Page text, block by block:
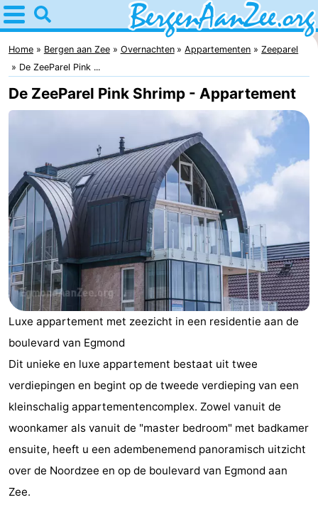
Home
Bergen
aan
Zee
Tips
Voor
Schoorlse
duinen
Overnachten
Appartementen
-
De
Graaf
van
Egmont
-
Landgoed
Huize
Glory
Bed
(&
breakfasts)
Campings
Hotels
Vakantiehuizen
Buiten
-
Home Bergen aan Zee Overnachten Appartementen
Zeeparel
De ZeeParel Pink ...
De ZeeParel Pink Shrimp - Appartement
Luxe appartement met zeezicht in een residentie aan de
boulevard van Egmond
Dit unieke en luxe appartement bestaat uit twee
verdiepingen en begint op de tweede verdieping van een
kleinschalig appartementencomplex. Zowel vanuit de
woonkamer als vanuit de "master bedroom" met badkamer
ensuite, heeft u een adembenemend panoramisch uitzicht
over de Noordzee en op de boulevard van Egmond aan
Zee.